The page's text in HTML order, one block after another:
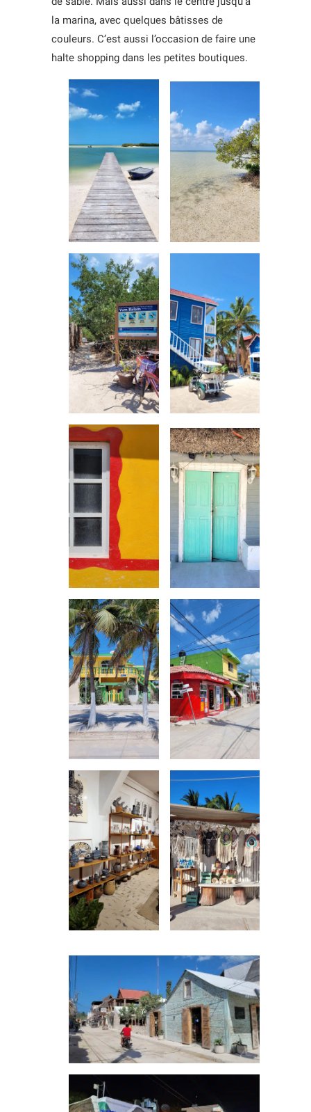
la marina, avec quelques bâtisses de
couleurs. C’est aussi l’occasion de faire une
halte shopping dans les petites boutiques.